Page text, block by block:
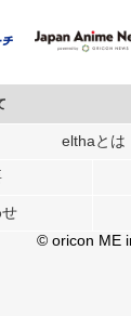
を使用して、ユーザ
ータ解析の各パート
報とユーザーが各パ
のサービスを使用し
elthaとは
© oricon ME